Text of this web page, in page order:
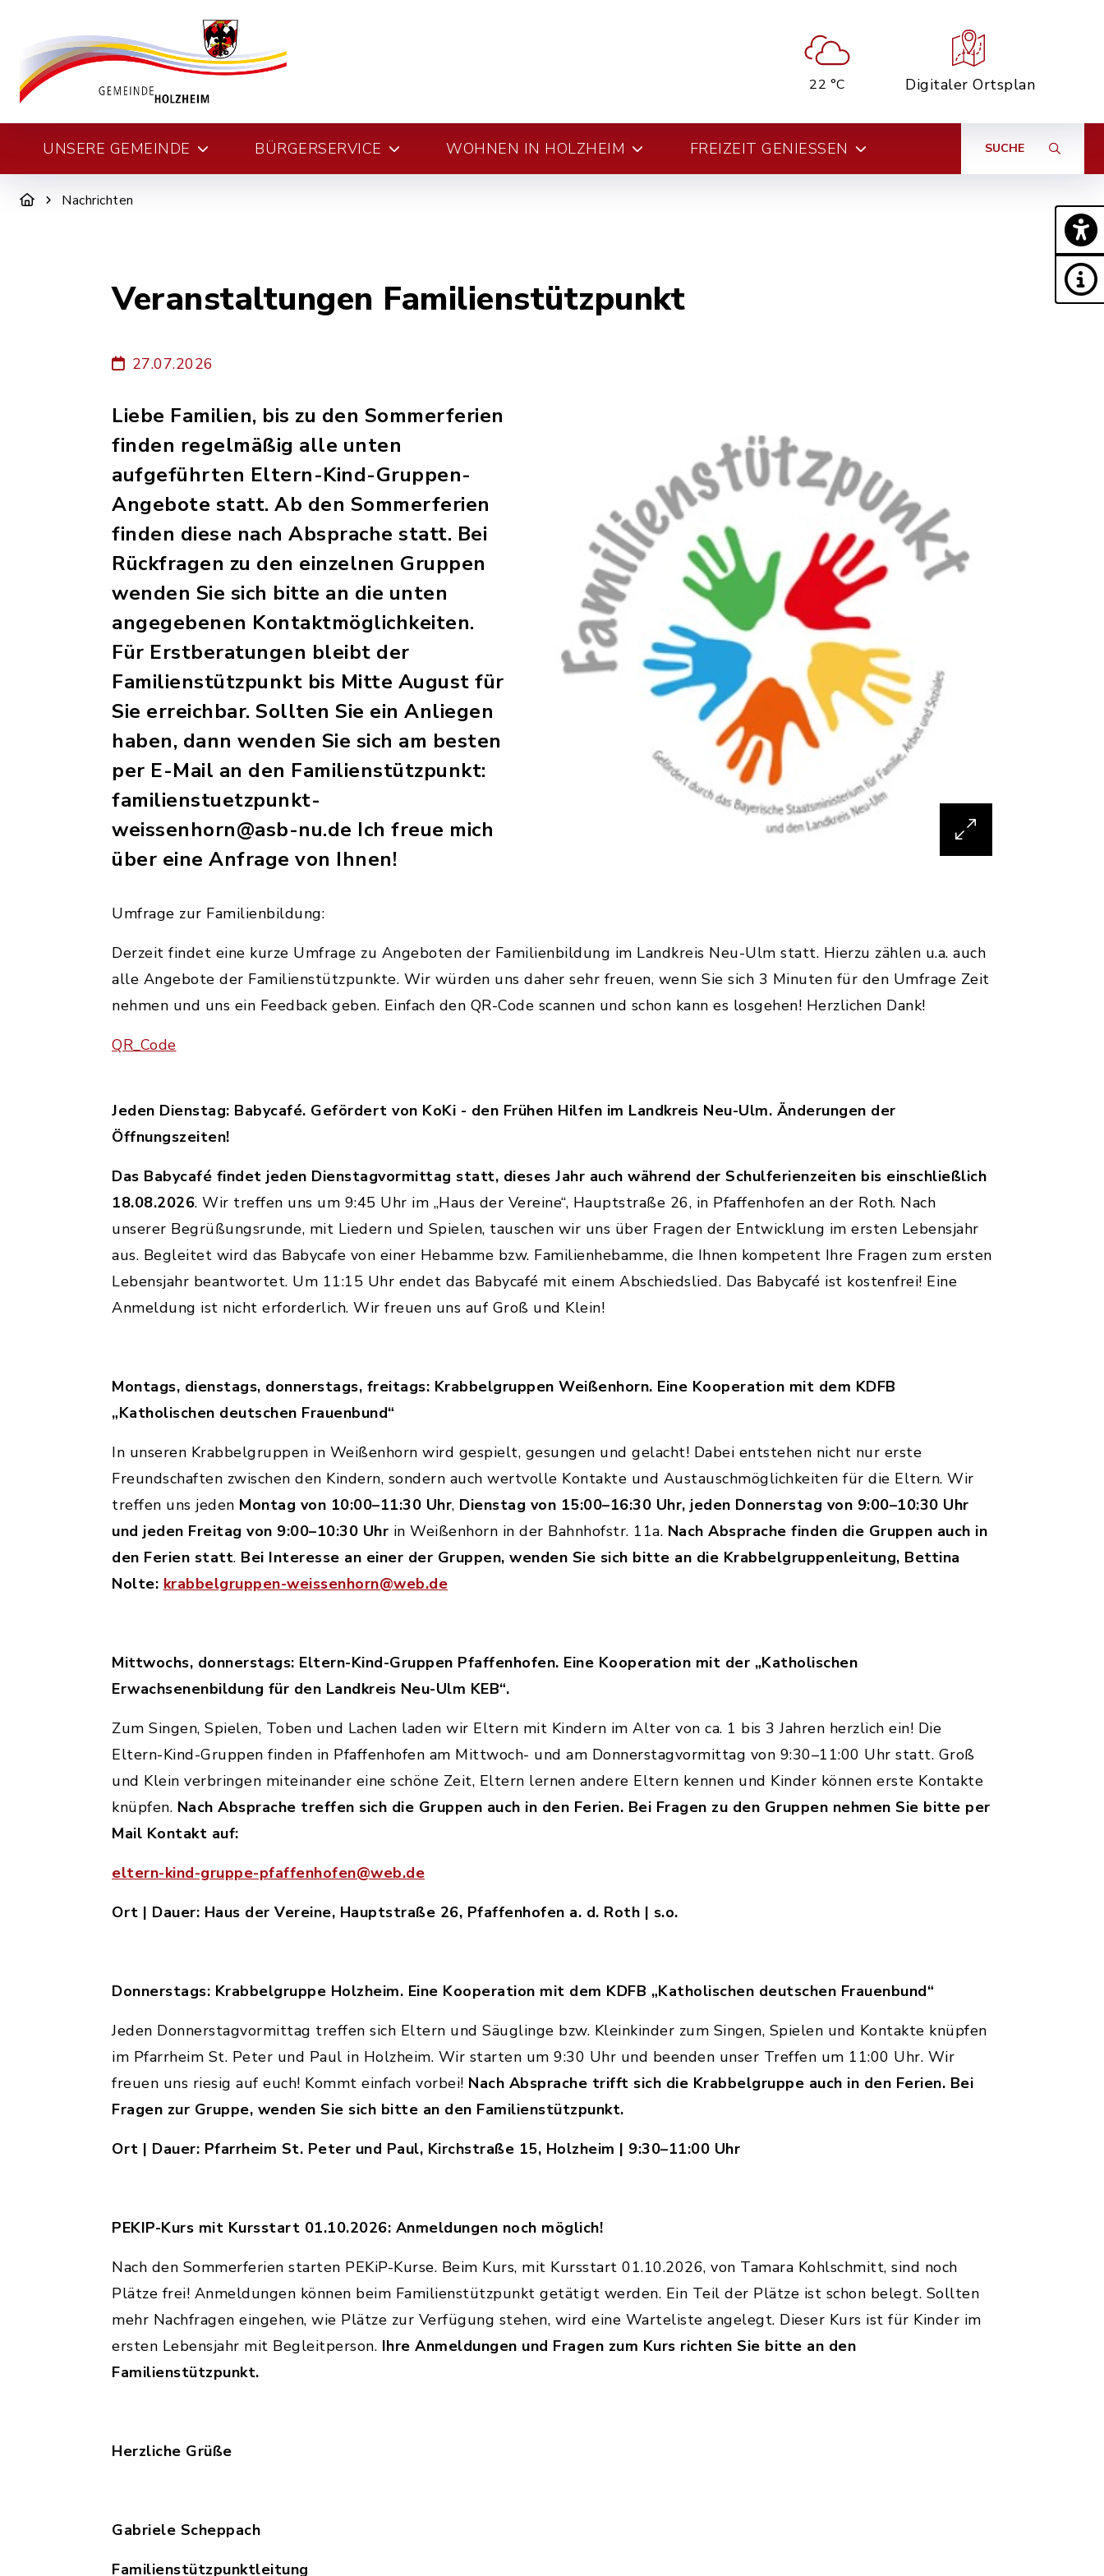
22 °C Digitaler Ortsplan
UNSERE GEMEINDE BÜRGERSERVICE WOHNEN IN HOLZHEIM FREIZEIT GENIESSEN SUCHE
Nachrichten
Veranstaltungen Familienstützpunkt
27.07.2026
Liebe Familien, bis zu den Sommerferien
finden regelmäßig alle unten
aufgeführten Eltern-Kind-Gruppen-
Angebote statt. Ab den Sommerferien
finden diese nach Absprache statt. Bei
Rückfragen zu den einzelnen Gruppen
wenden Sie sich bitte an die unten
angegebenen Kontaktmöglichkeiten.
Für Erstberatungen bleibt der
Familienstützpunkt bis Mitte August für
Sie erreichbar. Sollten Sie ein Anliegen
haben, dann wenden Sie sich am besten
per E-Mail an den Familienstützpunkt:
familienstuetzpunkt-
weissenhorn@asb-nu.de Ich freue mich
über eine Anfrage von Ihnen!
Umfrage zur Familienbildung:
Derzeit findet eine kurze Umfrage zu Angeboten der Familienbildung im Landkreis Neu-Ulm statt. Hierzu zählen u.a. auch
alle Angebote der Familienstützpunkte. Wir würden uns daher sehr freuen, wenn Sie sich 3 Minuten für den Umfrage Zeit
nehmen und uns ein Feedback geben. Einfach den QR-Code scannen und schon kann es losgehen! Herzlichen Dank!
QR_Code
Jeden Dienstag: Babycafé. Gefördert von KoKi - den Frühen Hilfen im Landkreis Neu-Ulm. Änderungen der
Öffnungszeiten!
Das Babycafé findet jeden Dienstagvormittag statt, dieses Jahr auch während der Schulferienzeiten bis einschließlich
18.08.2026. Wir treffen uns um 9:45 Uhr im „Haus der Vereine“, Hauptstraße 26, in Pfaffenhofen an der Roth. Nach
unserer Begrüßungsrunde, mit Liedern und Spielen, tauschen wir uns über Fragen der Entwicklung im ersten Lebensjahr
aus. Begleitet wird das Babycafe von einer Hebamme bzw. Familienhebamme, die Ihnen kompetent Ihre Fragen zum ersten
Lebensjahr beantwortet. Um 11:15 Uhr endet das Babycafé mit einem Abschiedslied. Das Babycafé ist kostenfrei! Eine
Anmeldung ist nicht erforderlich. Wir freuen uns auf Groß und Klein!
Montags, dienstags, donnerstags, freitags: Krabbelgruppen Weißenhorn. Eine Kooperation mit dem KDFB
„Katholischen deutschen Frauenbund“
In unseren Krabbelgruppen in Weißenhorn wird gespielt, gesungen und gelacht! Dabei entstehen nicht nur erste
Freundschaften zwischen den Kindern, sondern auch wertvolle Kontakte und Austauschmöglichkeiten für die Eltern. Wir
treffen uns jeden Montag von 10:00–11:30 Uhr, Dienstag von 15:00–16:30 Uhr, jeden Donnerstag von 9:00–10:30 Uhr
und jeden Freitag von 9:00–10:30 Uhr in Weißenhorn in der Bahnhofstr. 11a. Nach Absprache finden die Gruppen auch in
den Ferien statt. Bei Interesse an einer der Gruppen, wenden Sie sich bitte an die Krabbelgruppenleitung, Bettina
Nolte: krabbelgruppen-weissenhorn@web.de
Mittwochs, donnerstags: Eltern-Kind-Gruppen Pfaffenhofen. Eine Kooperation mit der „Katholischen
Erwachsenenbildung für den Landkreis Neu-Ulm KEB“.
Zum Singen, Spielen, Toben und Lachen laden wir Eltern mit Kindern im Alter von ca. 1 bis 3 Jahren herzlich ein! Die
Eltern-Kind-Gruppen finden in Pfaffenhofen am Mittwoch- und am Donnerstagvormittag von 9:30–11:00 Uhr statt. Groß
und Klein verbringen miteinander eine schöne Zeit, Eltern lernen andere Eltern kennen und Kinder können erste Kontakte
knüpfen. Nach Absprache treffen sich die Gruppen auch in den Ferien. Bei Fragen zu den Gruppen nehmen Sie bitte per
Mail Kontakt auf:
eltern-kind-gruppe-pfaffenhofen@web.de
Ort | Dauer: Haus der Vereine, Hauptstraße 26, Pfaffenhofen a. d. Roth | s.o.
Donnerstags: Krabbelgruppe Holzheim. Eine Kooperation mit dem KDFB „Katholischen deutschen Frauenbund“
Jeden Donnerstagvormittag treffen sich Eltern und Säuglinge bzw. Kleinkinder zum Singen, Spielen und Kontakte knüpfen
im Pfarrheim St. Peter und Paul in Holzheim. Wir starten um 9:30 Uhr und beenden unser Treffen um 11:00 Uhr. Wir
freuen uns riesig auf euch! Kommt einfach vorbei! Nach Absprache trifft sich die Krabbelgruppe auch in den Ferien. Bei
Fragen zur Gruppe, wenden Sie sich bitte an den Familienstützpunkt.
Ort | Dauer: Pfarrheim St. Peter und Paul, Kirchstraße 15, Holzheim | 9:30–11:00 Uhr
PEKIP-Kurs mit Kursstart 01.10.2026: Anmeldungen noch möglich!
Nach den Sommerferien starten PEKiP-Kurse. Beim Kurs, mit Kursstart 01.10.2026, von Tamara Kohlschmitt, sind noch
Plätze frei! Anmeldungen können beim Familienstützpunkt getätigt werden. Ein Teil der Plätze ist schon belegt. Sollten
mehr Nachfragen eingehen, wie Plätze zur Verfügung stehen, wird eine Warteliste angelegt. Dieser Kurs ist für Kinder im
ersten Lebensjahr mit Begleitperson. Ihre Anmeldungen und Fragen zum Kurs richten Sie bitte an den
Familienstützpunkt.
Herzliche Grüße
Gabriele Scheppach
Familienstützpunktleitung